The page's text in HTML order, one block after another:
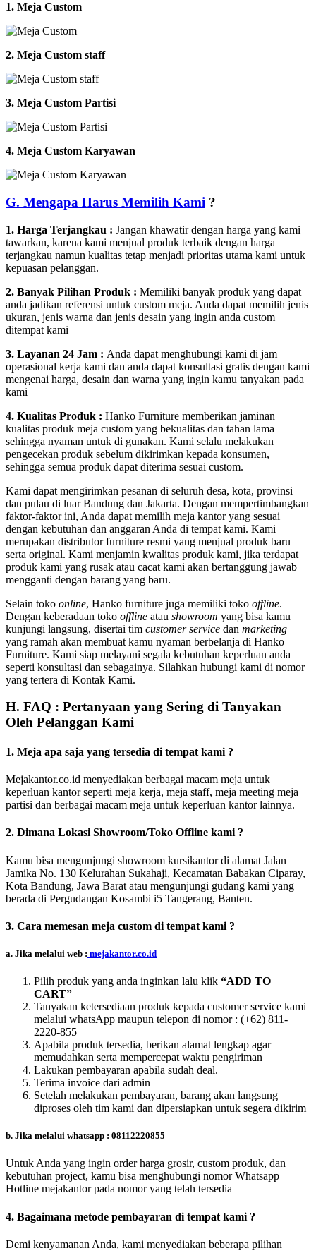
1. Meja Custom
2. Meja Custom staff
3. Meja Custom Partisi
4. Meja Custom Karyawan
G. Mengapa Harus Memilih Kami ?
1. Harga Terjangkau : Jangan khawatir dengan harga yang kami
tawarkan, karena kami menjual produk terbaik dengan harga
terjangkau namun kualitas tetap menjadi prioritas utama kami untuk
kepuasan pelanggan.
2. Banyak Pilihan Produk : Memiliki banyak produk yang dapat
anda jadikan referensi untuk custom meja. Anda dapat memilih jenis
ukuran, jenis warna dan jenis desain yang ingin anda custom
ditempat kami
3. Layanan 24 Jam : Anda dapat menghubungi kami di jam
operasional kerja kami dan anda dapat konsultasi gratis dengan kami
mengenai harga, desain dan warna yang ingin kamu tanyakan pada
kami
4. Kualitas Produk : Hanko Furniture memberikan jaminan
kualitas produk meja custom yang bekualitas dan tahan lama
sehingga nyaman untuk di gunakan. Kami selalu melakukan
pengecekan produk sebelum dikirimkan kepada konsumen,
sehingga semua produk dapat diterima sesuai custom.
Kami dapat mengirimkan pesanan di seluruh desa, kota, provinsi
dan pulau di luar Bandung dan Jakarta. Dengan mempertimbangkan
faktor-faktor ini, Anda dapat memilih meja kantor yang sesuai
dengan kebutuhan dan anggaran Anda di tempat kami. Kami
merupakan distributor furniture resmi yang menjual produk baru
serta original. Kami menjamin kwalitas produk kami, jika terdapat
produk kami yang rusak atau cacat kami akan bertanggung jawab
mengganti dengan barang yang baru.
Selain toko online, Hanko furniture juga memiliki toko offline.
Dengan keberadaan toko offline atau showroom yang bisa kamu
kunjungi langsung, disertai tim customer service dan marketing
yang ramah akan membuat kamu nyaman berbelanja di Hanko
Furniture. Kami siap melayani segala kebutuhan keperluan anda
seperti konsultasi dan sebagainya. Silahkan hubungi kami di nomor
yang tertera di Kontak Kami.
H. FAQ : Pertanyaan yang Sering di Tanyakan
Oleh Pelanggan Kami
1. Meja apa saja yang tersedia di tempat kami ?
Mejakantor.co.id menyediakan berbagai macam meja untuk
keperluan kantor seperti meja kerja, meja staff, meja meeting meja
partisi dan berbagai macam meja untuk keperluan kantor lainnya.
2. Dimana Lokasi Showroom/Toko Offline kami ?
Kamu bisa mengunjungi showroom kursikantor di alamat Jalan
Jamika No. 130 Kelurahan Sukahaji, Kecamatan Babakan Ciparay,
Kota Bandung, Jawa Barat atau mengunjungi gudang kami yang
berada di Pergudangan Kosambi i5 Tangerang, Banten.
3. Cara memesan meja custom di tempat kami ?
a. Jika melalui web : mejakantor.co.id
Pilih produk yang anda inginkan lalu klik “ADD TO
CART”
Tanyakan ketersediaan produk kepada customer service kami
melalui whatsApp maupun telepon di nomor : (+62) 811-
2220-855
Apabila produk tersedia, berikan alamat lengkap agar
memudahkan serta mempercepat waktu pengiriman
Lakukan pembayaran apabila sudah deal.
Terima invoice dari admin
Setelah melakukan pembayaran, barang akan langsung
diproses oleh tim kami dan dipersiapkan untuk segera dikirim
b. Jika melalui whatsapp : 08112220855
Untuk Anda yang ingin order harga grosir, custom produk, dan
kebutuhan project, kamu bisa menghubungi nomor Whatsapp
Hotline mejakantor pada nomor yang telah tersedia
4. Bagaimana metode pembayaran di tempat kami ?
Demi kenyamanan Anda, kami menyediakan beberapa pilihan